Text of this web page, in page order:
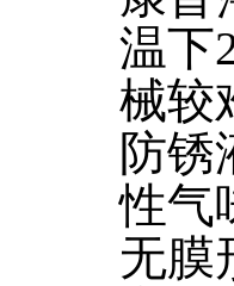
温下
械较
防锈
性气
无膜